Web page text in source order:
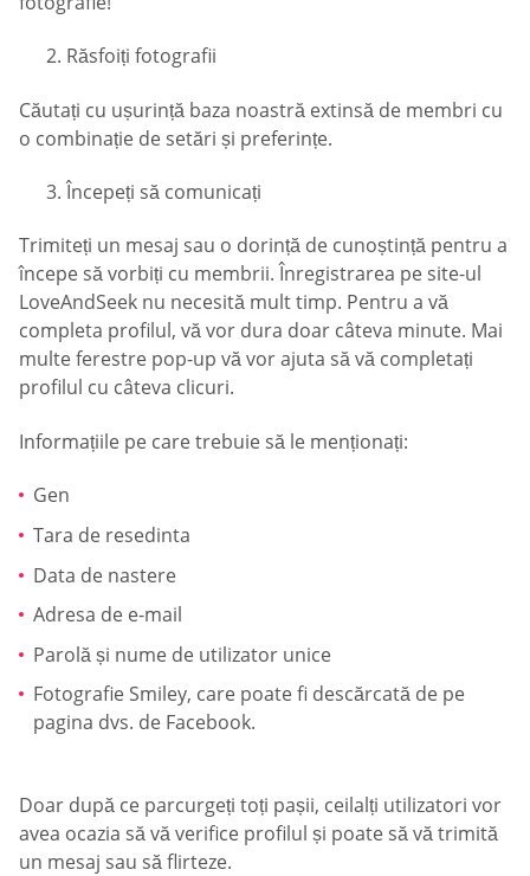
Răsfoiți fotografii
Căutați cu ușurință baza noastră extinsă de membri cu
o combinație de setări și preferințe.
Începeți să comunicați
Trimiteți un mesaj sau o dorință de cunoștință pentru a
începe să vorbiți cu membrii. Înregistrarea pe site-ul
LoveAndSeek nu necesită mult timp. Pentru a vă
completa profilul, vă vor dura doar câteva minute. Mai
multe ferestre pop-up vă vor ajuta să vă completați
profilul cu câteva clicuri.
Informațiile pe care trebuie să le menționați:
Gen
Tara de resedinta
Data de nastere
Adresa de e-mail
Parolă și nume de utilizator unice
Fotografie Smiley, care poate fi descărcată de pe
pagina dvs. de Facebook.
Doar după ce parcurgeți toți pașii, ceilalți utilizatori vor
avea ocazia să vă verifice profilul și poate să vă trimită
un mesaj sau să flirteze.